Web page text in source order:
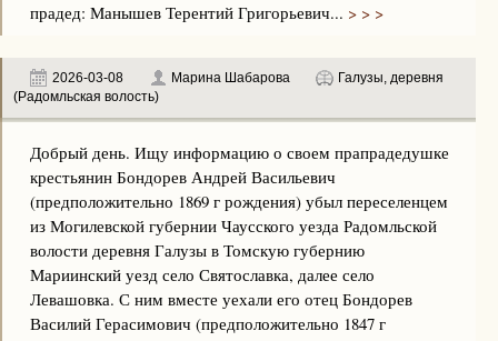
прадед: Манышев Терентий Григорьевич... > > >
2026-03-08 Марина Шабарова
Галузы, деревня
(Радомльская волость)
Добрый день. Ищу информацию о своем прапрадедушке
крестьянин Бондорев Андрей Васильевич
(предположительно 1869 г рождения) убыл переселенцем
из Могилевской губернии Чаусского уезда Радомльской
волости деревня Галузы в Томскую губернию
Мариинский уезд село Святославка, далее село
Левашовка. С ним вместе уехали его отец Бондорев
Василий Герасимович (предположительно 1847 г